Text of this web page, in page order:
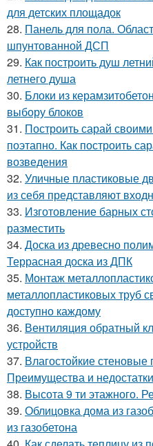
для детских площадок
28. Панель для пола.
шпунтованной ДСП
29. Как построить душ
летнего душа
30. Блоки из
выбору блоков
31. Построить сарай
поэтапно. Как построить
возведения
32. Уличные пластиковые
из себя представляют
33. Изготовление барных
разместить
34. Доска из древесно
Террасная доска из ДПК
35. Монтаж
металлопластиковых труб
доступно каждому
36. Вентиляция обратный
устройств
37. Влагостойкие
Преимущества и
38. Высота 9 ти этажного.
39. Облицовка дома из
из газобетона